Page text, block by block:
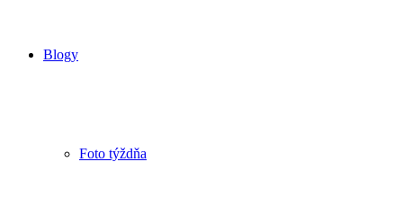
Blogy
Foto týždňa